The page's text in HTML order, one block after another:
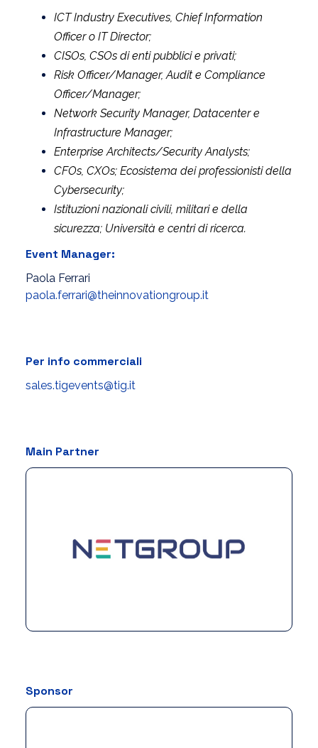
ICT Industry Executives, Chief Information
Officer o IT Director;
CISOs, CSOs di enti pubblici e privati;
Risk Officer/Manager, Audit e Compliance
Officer/Manager;
Network Security Manager, Datacenter e
Infrastructure Manager;
Enterprise Architects/Security Analysts;
CFOs, CXOs; Ecosistema dei professionisti della
Cybersecurity;
Istituzioni nazionali civili, militari e della
sicurezza; Università e centri di ricerca.
Event Manager:
Paola Ferrari
paola.ferrari@theinnovationgroup.it
Per info commerciali
sales.tigevents@tig.it
Main Partner
Sponsor